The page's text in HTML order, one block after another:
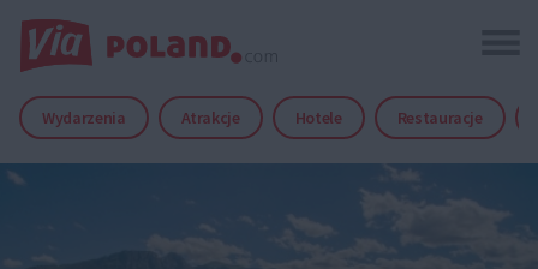
Wydarzenia Atrakcje Hotele Restauracje